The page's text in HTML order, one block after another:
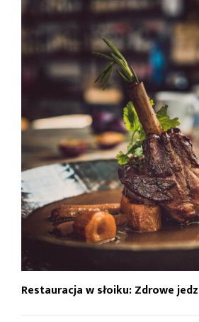
Restauracja w słoiku: Zdrowe